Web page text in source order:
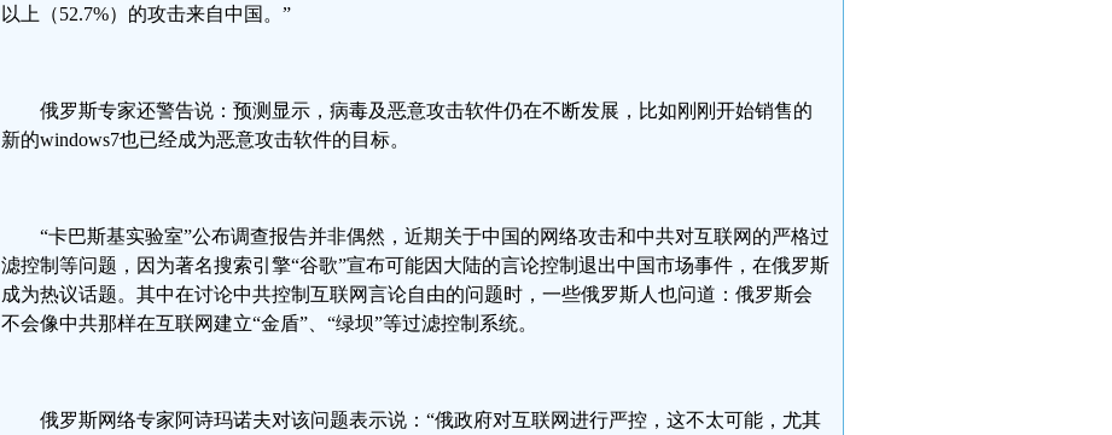
以上（52.7%）的攻击来自中国。”
俄罗斯专家还警告说：预测显示，病毒及恶意攻击软件仍在不断发展，比如刚刚开始销售的
新的windows7也已经成为恶意攻击软件的目标。
“卡巴斯基实验室”公布调查报告并非偶然，近期关于中国的网络攻击和中共对互联网的严格过
滤控制等问题，因为著名搜索引擎“谷歌”宣布可能因大陆的言论控制退出中国市场事件，在俄罗斯
成为热议话题。其中在讨论中共控制互联网言论自由的问题时，一些俄罗斯人也问道：俄罗斯会
不会像中共那样在互联网建立“金盾”、“绿坝”等过滤控制系统。
俄罗斯网络专家阿诗玛诺夫对该问题表示说：“俄政府对互联网进行严控，这不太可能，尤其